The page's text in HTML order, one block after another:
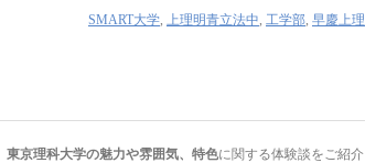
SMART大学, 上理明青立法中, 工学部, 早慶上理
東京理科大学の魅力や雰囲気、特色に関する体験談をご紹介